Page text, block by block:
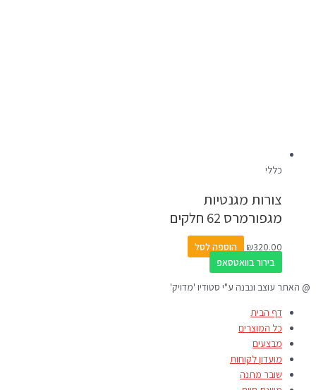
כללי
צורות מגנטיות
מגפורמרס 62 חלקים
₪320.00
הוספה לסל
בירור בוואטסאפ
@ האתר עוצב ונבנה ע"י סטודיו 'מדויק'
דף הבית
כל המוצרים
מבצעים
מועדון לקוחות
שובר מתנה